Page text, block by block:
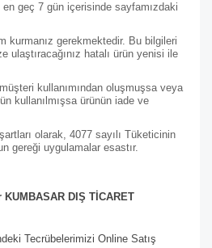
geç 7 gün içerisinde sayfamızdaki
kurmanız gerekmektedir. Bu bilgileri
ulaştıracağınız hatalı ürün yenisi ile
kullanımından oluşmuşsa veya
kullanılmışsa ürünün iade ve
olarak, 4077 sayılı Tüketicinin
gereği uygulamalar esastır.
KUMBASAR DIŞ TİCARET
Tecrübelerimizi Online Satış